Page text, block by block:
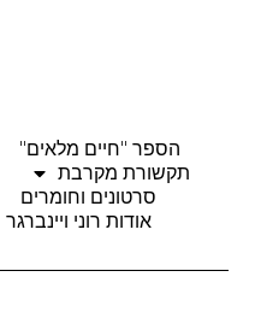
הספר "חיים מלאים"
תקשורת מקרבת
סרטונים וחומרים
אודות רוני ויינברגר